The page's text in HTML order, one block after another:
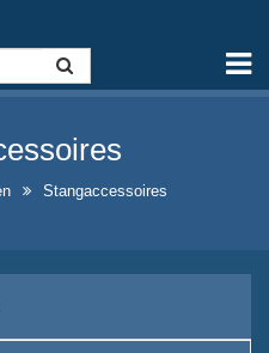
Stangaccessoires